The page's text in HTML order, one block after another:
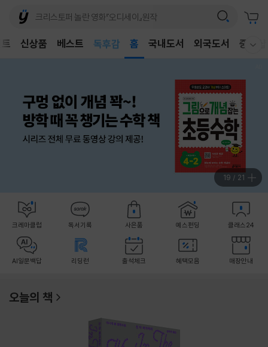
신상품 베스트
독후감
홈 국내도서 외국도서 중고샵
20 / 21
크레마클럽 독서기록 사은품 예스펀딩 클래스24
AI일문백답 리딩런 출석체크 혜택모음 매장안내
오늘의 책